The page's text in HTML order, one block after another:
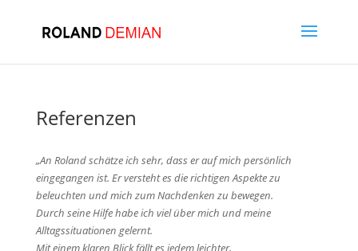
Referenzen
„An Roland schätze ich sehr, dass er auf mich persönlich
eingegangen ist. Er versteht es die richtigen Aspektezu
beleuchten und mich zum Nachdenken zu bewegen.
Durch seine Hilfe habe ich viel über mich und meine
Alltagssituationen gelernt.
Mit einem klaren Blick fällt es jedem leichter,